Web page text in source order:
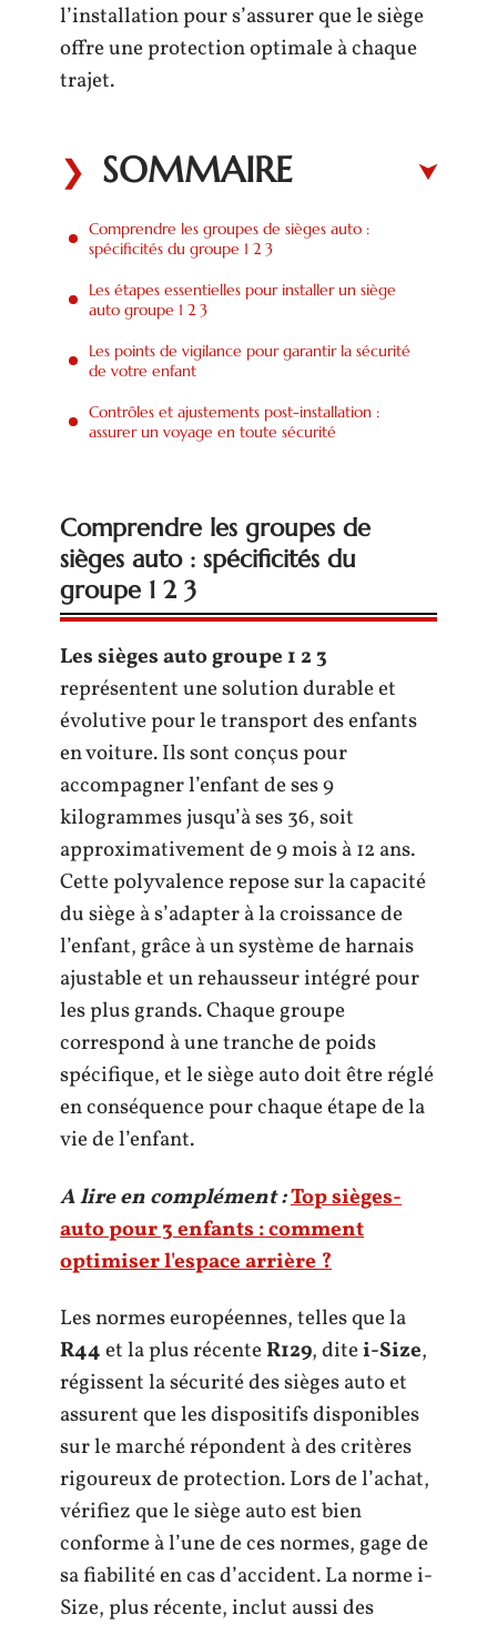
l’installation pour s’assurer que le siège
offre une protection optimale à chaque
trajet.
SOMMAIRE
Comprendre les groupes de sièges auto :
spécificités du groupe 1 2 3
Les étapes essentielles pour installer un siège
auto groupe 1 2 3
Les points de vigilance pour garantir la sécurité
de votre enfant
Contrôles et ajustements post-installation :
assurer un voyage en toute sécurité
Comprendre les groupes de
sièges auto : spécificités du
groupe 1 2 3
Les sièges auto groupe 1 2 3
représentent une solution durable et
évolutive pour le transport des enfants
en voiture. Ils sont conçus pour
accompagner l’enfant de ses 9
kilogrammes jusqu’à ses 36, soit
approximativement de 9 mois à 12 ans.
Cette polyvalence repose sur la capacité
du siège à s’adapter à la croissance de
l’enfant, grâce à un système de harnais
ajustable et un rehausseur intégré pour
les plus grands. Chaque groupe
correspond à une tranche de poids
spécifique, et le siège auto doit être réglé
en conséquence pour chaque étape de la
vie de l’enfant.
A lire en complément :Top sièges-
auto pour 3 enfants : comment
optimiser l'espace arrière ?
Les normes européennes, telles que la
R44et la plus récenteR129, ditei-Size,
régissent la sécurité des sièges auto et
assurent que les dispositifs disponibles
sur le marché répondent à des critères
rigoureux de protection. Lors de l’achat,
vérifiez que le siège auto est bien
conforme à l’une de ces normes, gage de
sa fiabilité en cas d’accident. La norme i-
Size, plus récente, inclut aussi des